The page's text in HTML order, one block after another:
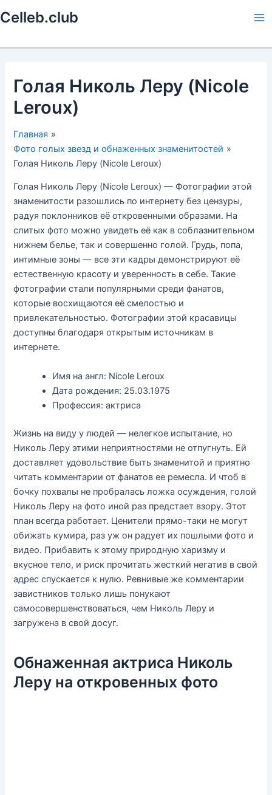
кCelleb.club
Голая Николь Леру (Nicole
Leroux)
Главная
Фото голых звезд и обнаженных знаменитостей
Голая Николь Леру (Nicole Leroux)
Голая Николь Леру (Nicole Leroux) — Фотографии этой
знаменитости разошлись по интернету без цензуры,
радуя поклонников её откровенными образами. На
слитых фото можно увидеть её как в соблазнительном
нижнем белье, так и совершенно голой. Грудь, попа,
интимные зоны — все эти кадры демонстрируют её
естественную красоту и уверенность в себе. Такие
фотографии стали популярными среди фанатов,
которые восхищаются её смелостью и
привлекательностью. Фотографии этой красавицы
доступны благодаря открытым источникам в
интернете.
Имя на англ: Nicole Leroux
Дата рождения: 25.03.1975
Профессия: актриса
Жизнь на виду у людей — нелегкое испытание, но
Николь Леру этими неприятностями не отпугнуть. Ей
доставляет удовольствие быть знаменитой и приятно
читать комментарии от фанатов ее ремесла. И чтоб в
бочку похвалы не пробралась ложка осуждения, голой
Николь Леру на фото иной раз предстает взору. Этот
план всегда работает. Ценители прямо-таки не могут
обижать кумира, раз уж он радует их пошлыми фото и
видео. Прибавить к этому природную харизму и
вкусное тело, и риск прочитать жесткий негатив в свой
адрес спускается к нулю. Ревнивые же комментарии
завистников только лишь понукают
самосовершенствоваться, чем Николь Леру и
загружена в свой досуг.
Обнаженная актриса Николь
Леру на откровенных фото